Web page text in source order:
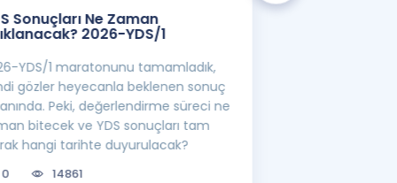
Sonuçları Ne Zaman
2026-YDS/1
YDS/1 maratonunu tamamladık,
gözler heyecanla beklenen sonuç
Peki, değerlendirme süreci ne
bitecek ve YDS sonuçları tam
hangi tarihte duyurulacak?
0 14861